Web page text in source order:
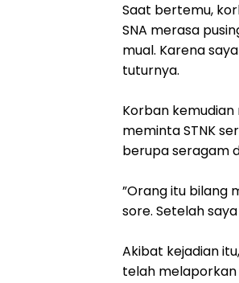
‎Saat bertemu,
SNA merasa
mual. Karena
tuturnya.
‎Korban kemudian
meminta STNK
berupa seragam
‎”Orang itu bilang
sore. Setelah
‎Akibat kejadian
telah melaporkan